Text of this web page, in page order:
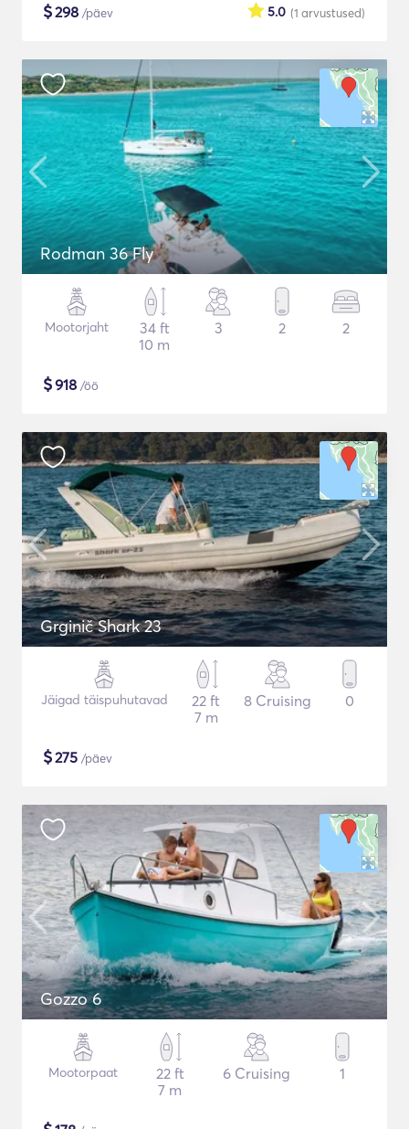
$298 /päev (1 arvustused)
5.0
Rodman 36 Fly
Mootorjaht
34 ft
10 m
3 2 2
$918 /öö
Grginič Shark 23
Jäigad täispuhutavad
22 ft
7 m
8 Cruising 0
$275 /päev
Gozzo 6
Mootorpaat
22 ft
7 m
6 Cruising 1